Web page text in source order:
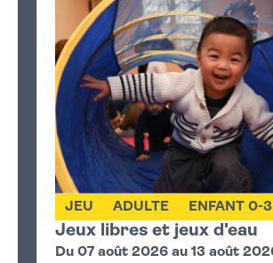
Jeux libres et jeux d'eau
JEU ADULTE ENFANT 0-
Du 07 août 2026 au 13 août